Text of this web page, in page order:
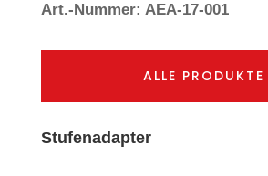
Art.-Nummer: AEA-17-001
ALLE PRODUKTE
Stufenadapter